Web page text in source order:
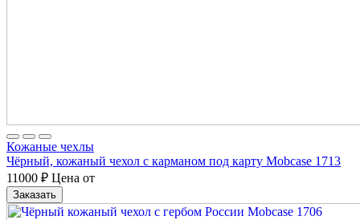
Кожаные чехлы
Чёрный, кожаный чехол с карманом под карту Mobcase 1713
11000 ₽ Цена от
Заказать